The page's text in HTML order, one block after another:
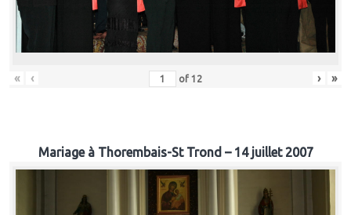
« ‹ of 12 › »
Mariage à Thorembais-St Trond – 14 juillet 2007